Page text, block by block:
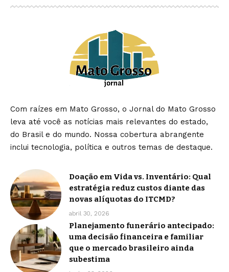
Com raízes em Mato Grosso, o Jornal do Mato Grosso
leva até você as notícias mais relevantes do estado,
do Brasil e do mundo. Nossa cobertura abrangente
inclui tecnologia, política e outros temas de destaque.
Doação em Vida vs. Inventário: Qual
estratégia reduz custos diante das
novas alíquotas do ITCMD?
abril 30, 2026
Planejamento funerário antecipado:
uma decisão financeira e familiar
que o mercado brasileiro ainda
subestima